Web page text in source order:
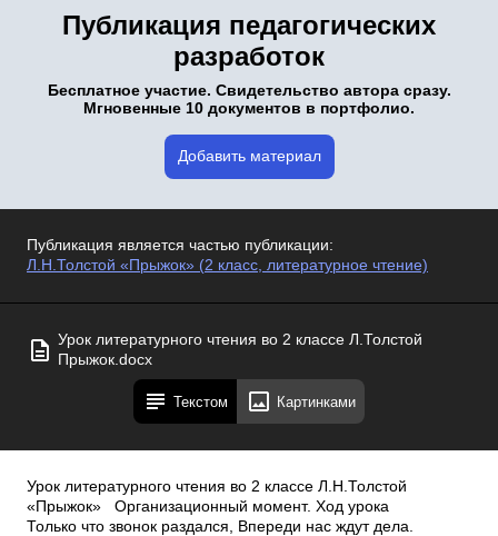
Публикация педагогических
разработок
Бесплатное участие. Свидетельство автора сразу.
Мгновенные 10 документов в портфолио.
Добавить материал
Публикация является частью публикации:
Л.Н.Толстой «Прыжок» (2 класс, литературное чтение)
Урок литературного чтения во 2 классе Л.Толстой
Прыжок.docx
Текстом Картинками
Урок литературного чтения во 2 классе Л.Н.Толстой
«Прыжок» Организационный момент. Ход урока
Только что звонок раздался, Впереди нас ждут дела.